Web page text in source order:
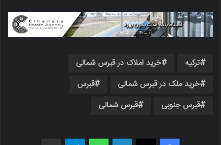
ترکیه
خرید املاک در قبرس شمالی
خرید ملک در قبرس شمالی
قبرس
قبرس جنوبی
قبرس شمالی
فیسبوک X لینکدین واتس اپ